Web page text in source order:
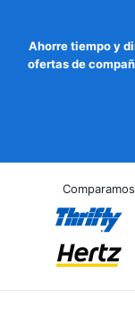
Ahorre tiempo y
ofertas de